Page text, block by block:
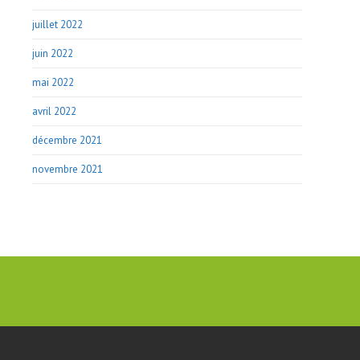
juillet 2022
juin 2022
mai 2022
avril 2022
décembre 2021
novembre 2021